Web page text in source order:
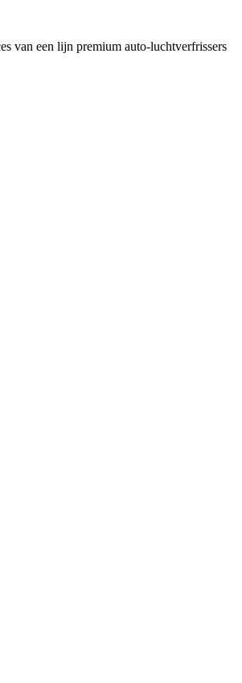
van een lijn premium auto-luchtverfrissers